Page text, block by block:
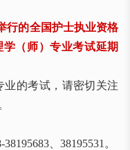
行的全国护士执业资格
（师）专业考试延期
业的考试，请密切关注
、38195531。